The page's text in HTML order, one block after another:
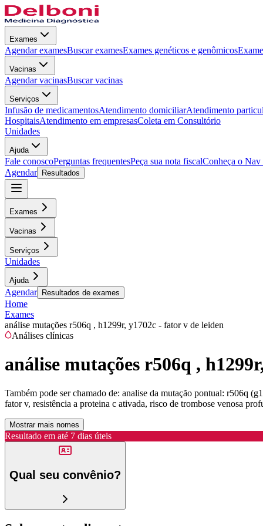
Exames
Agendar examesBuscar examesExames genéticos e genômicos
Vacinas
Agendar vacinasBuscar vacinas
Serviços
Infusão de medicamentosAtendimento domiciliarAtendimento
HospitaisAtendimento em empresasColeta em Consultório
Unidades
Ajuda
Fale conoscoPerguntas frequentesPeça sua nota fiscalConheça o Nav
Agendar
Resultados
Exames
Vacinas
Serviços
Unidades
Ajuda
Agendar Resultados de exames
Home
Exames
análise mutações r506q , h1299r, y1702c - fator v de leiden
Análises clínicas
análise mutações r506q ,
Também pode ser chamado de: analise da mutação pontual: r506q
fator v, resistência a proteina c ativada, risco de trombose venosa
Mostrar mais nomes
Resultado em até 7 dias úteis
Qual seu convênio?